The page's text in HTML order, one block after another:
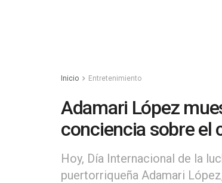
Inicio Entretenimiento
Adamari López
conciencia sobre el
Hoy, Día Internacional de la
puertorriqueña Adamari